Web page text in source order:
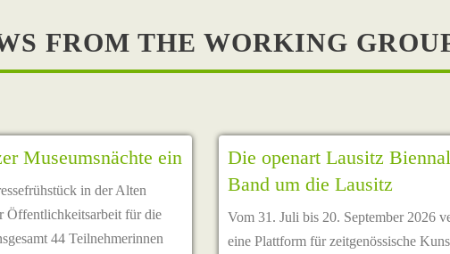
FROM THE WORKING
Museumsnächte ein
in der Alten
Öffentlichkeitsarbeit für die
44 Teilnehmerinnen
Die openart Lausitz
Band um die Lausitz
Vom 31. Juli bis 20. September 2026
eine Plattform für zeitgenössische